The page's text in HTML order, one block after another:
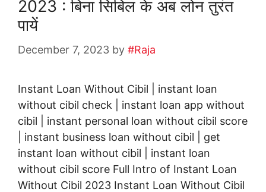
2023 : बिना सिबिल के अब लोन तुरंत
पायें
December 7, 2023 by #Raja
Instant Loan Without Cibil | instant loan
without cibil check | instant loan app without
cibil | instant personal loan without cibil score
| instant business loan without cibil | get
instant loan without cibil | instant loan
without cibil score Full Intro of Instant Loan
Without Cibil 2023 Instant Loan Without Cibil